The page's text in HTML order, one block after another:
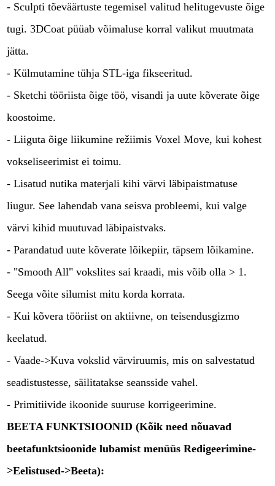
- Sculpti tõeväärtuste tegemisel valitud helitugevuste õige
tugi. 3DCoat püüab võimaluse korral valikut muutmata
jätta.
- Külmutamine tühja STL-iga fikseeritud.
- Sketchi tööriista õige töö, visandi ja uute kõverate õige
koostoime.
- Liiguta õige liikumine režiimis Voxel Move, kui kohest
vokseliseerimist ei toimu.
- Lisatud nutika materjali kihi värvi läbipaistmatuse
liugur. See lahendab vana seisva probleemi, kui valge
värvi kihid muutuvad läbipaistvaks.
- Parandatud uute kõverate lõikepiir, täpsem lõikamine.
- "Smooth All" vokslites sai kraadi, mis võib olla > 1.
Seega võite silumist mitu korda korrata.
- Kui kõvera tööriist on aktiivne, on teisendusgizmo
keelatud.
- Vaade->Kuva vokslid värviruumis, mis on salvestatud
seadistustesse, säilitatakse seansside vahel.
- Primitiivide ikoonide suuruse korrigeerimine.
BEETA FUNKTSIOONID (Kõik need nõuavad
beetafunktsioonide lubamist menüüs Redigeerimine-
>Eelistused->Beeta):